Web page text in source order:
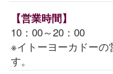
【営業時間】
10：00～20：00
※イトーヨーカドーの
す。